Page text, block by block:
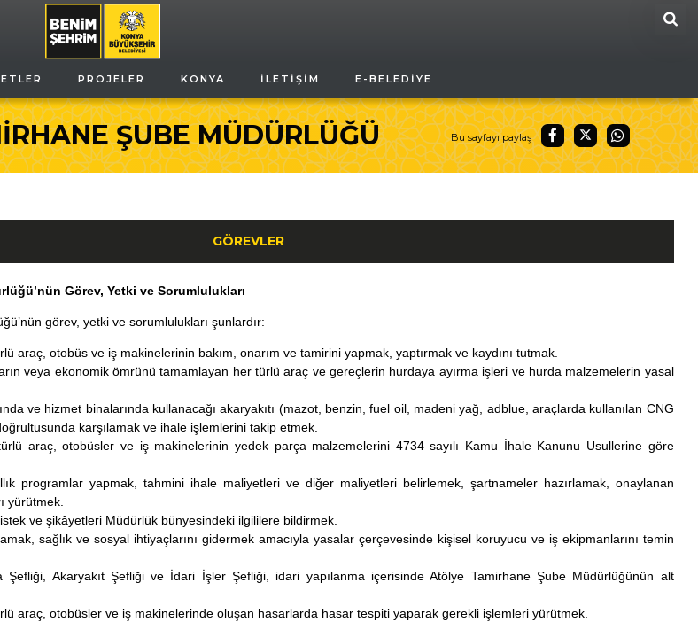
PROJELER KONYA İLETIŞIM E-BELEDIYE
ŞUBE MÜDÜRLÜĞÜ Bu sayfayı paylaş
GÖREVLER
Görev, Yetki ve Sorumlulukları
görev, yetki ve sorumlulukları şunlardır:
araç, otobüs ve iş makinelerinin bakım, onarım ve tamirini yapmak, yaptırmak ve kaydını tutmak.
veya ekonomik ömrünü tamamlayan her türlü araç ve gereçlerin hurdaya ayırma işleri ve hurda malzemelerin yasal
ve hizmet binalarında kullanacağı akaryakıtı (mazot, benzin, fuel oil, madeni yağ, adblue, araçlarda kullanılan CNG
karşılamak ve ihale işlemlerini takip etmek.
araç, otobüsler ve iş makinelerinin yedek parça malzemelerini 4734 sayılı Kamu İhale Kanunu Usullerine göre
programlar yapmak, tahmini ihale maliyetleri ve diğer maliyetleri belirlemek, şartnameler hazırlamak, onaylanan
yürütmek.
ve şikâyetleri Müdürlük bünyesindeki ilgililere bildirmek.
sağlık ve sosyal ihtiyaçlarını gidermek amacıyla yasalar çerçevesinde kişisel koruyucu ve iş ekipmanlarını temin
Şefliği, Akaryakıt Şefliği ve İdari İşler Şefliği, idari yapılanma içerisinde Atölye Tamirhane Şube Müdürlüğünün alt
araç, otobüsler ve iş makinelerinde oluşan hasarlarda hasar tespiti yaparak gerekli işlemleri yürütmek.